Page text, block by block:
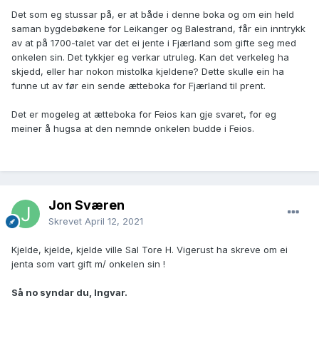
Det som eg stussar på, er at både i denne boka og om ein held
saman bygdebøkene for Leikanger og Balestrand, får ein inntrykk
av at på 1700-talet var det ei jente i Fjærland som gifte seg med
onkelen sin. Det tykkjer eg verkar utruleg. Kan det verkeleg ha
skjedd, eller har nokon mistolka kjeldene? Dette skulle ein ha
funne ut av før ein sende ætteboka for Fjærland til prent.
Det er mogeleg at ætteboka for Feios kan gje svaret, for eg
meiner å hugsa at den nemnde onkelen budde i Feios.
Jon Sværen
Skrevet April 12, 2021
Kjelde, kjelde, kjelde ville Sal Tore H. Vigerust ha skreve om ei
jenta som vart gift m/ onkelen sin !
Så no syndar du, Ingvar.